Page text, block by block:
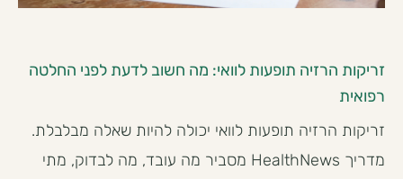
זריקות הרזיה תופעות לוואי: מה חשוב לדעת לפני החלטה
רפואית
זריקות הרזיה תופעות לוואי יכולה להיות שאלה מבלבלת.
מדריך HealthNews מסביר מה עובד, מה לבדוק, מתי